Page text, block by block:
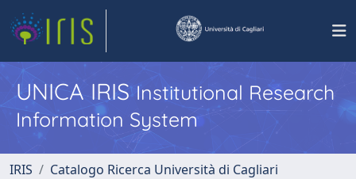
UNICA IRISInstitutional Research
Information System
IRIS
Catalogo Ricerca Università di Cagliari